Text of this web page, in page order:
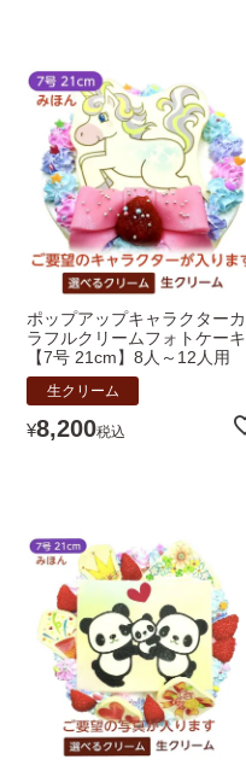
ポップアップキャラクターカ
ラフルクリームフォトケーキ
【7号 21cm】8人～12人用
生クリーム
¥8,200税込